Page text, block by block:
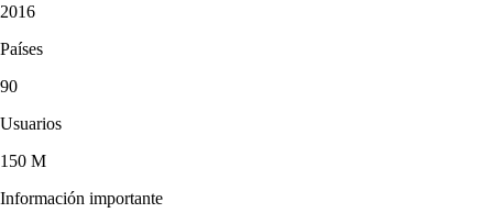
2016
Países
90
Usuarios
150 M
Información importante